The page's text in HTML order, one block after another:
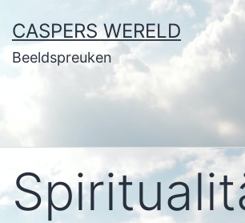
naar
de
CASPERS WERELD
Beeldspreuken